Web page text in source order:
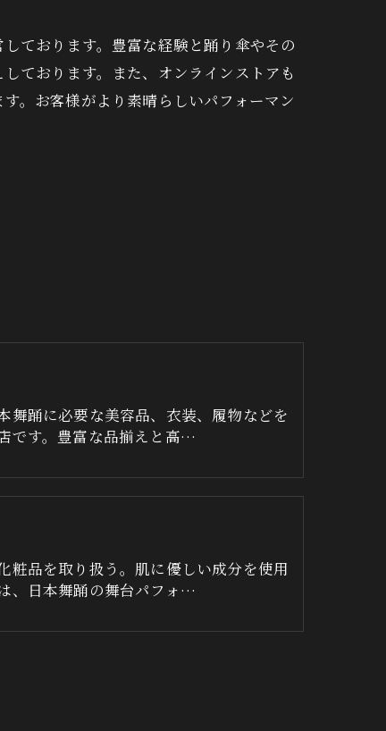
ております。豊富な経験と踊り傘やその
ております。また、オンラインストアも
。お客様がより素晴らしいパフォーマン
舞踊に必要な美容品、衣装、履物などを
です。豊富な品揃えと高…
粧品を取り扱う。肌に優しい成分を使用
、日本舞踊の舞台パフォ…